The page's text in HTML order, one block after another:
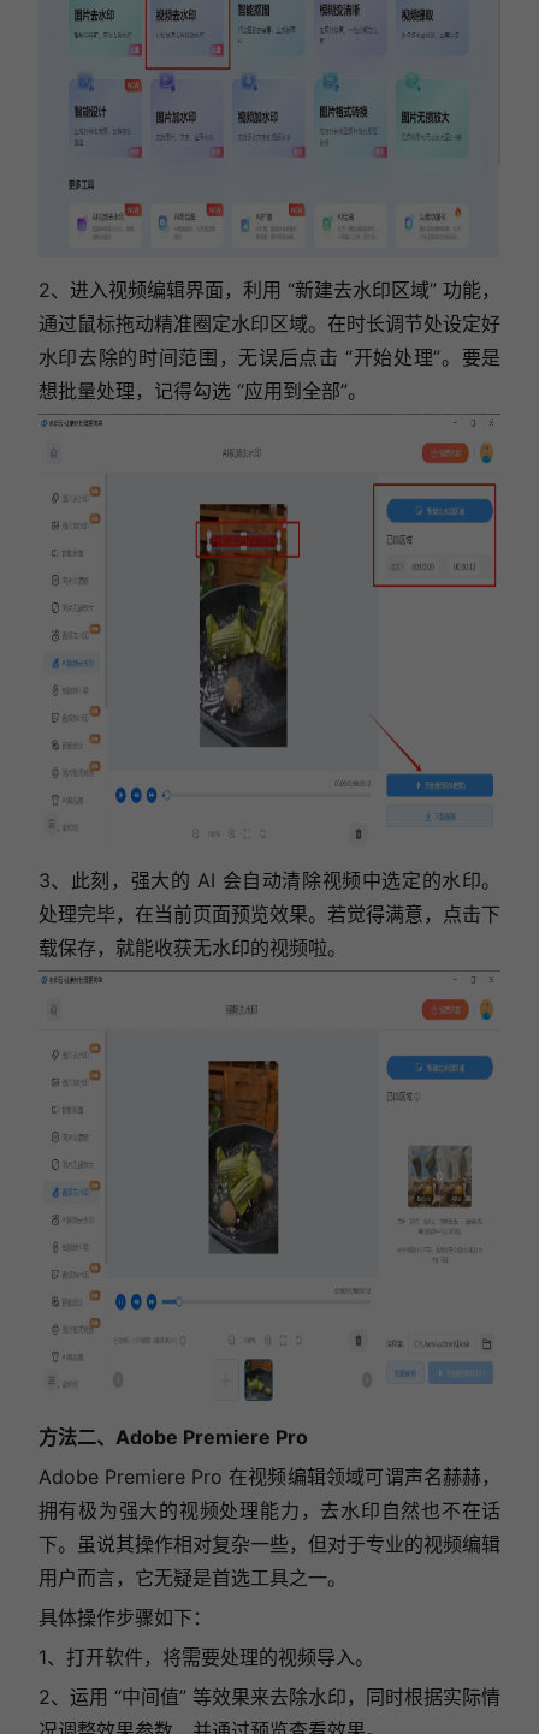
2、进入视频编辑界面，利用 “新建去水印区域” 功能，
通过鼠标拖动精准圈定水印区域。在时长调节处设定好
水印去除的时间范围，无误后点击 “开始处理”。要是
想批量处理，记得勾选 “应用到全部”。
3、此刻，强大的 AI 会自动清除视频中选定的水印。
处理完毕，在当前页面预览效果。若觉得满意，点击下
载保存，就能收获无水印的视频啦。
方法二、Adobe Premiere Pro
Adobe Premiere Pro 在视频编辑领域可谓声名赫赫，
拥有极为强大的视频处理能力，去水印自然也不在话
下。虽说其操作相对复杂一些，但对于专业的视频编辑
用户而言，它无疑是首选工具之一。
具体操作步骤如下：
1、打开软件，将需要处理的视频导入。
2、运用 “中间值” 等效果来去除水印，同时根据实际情